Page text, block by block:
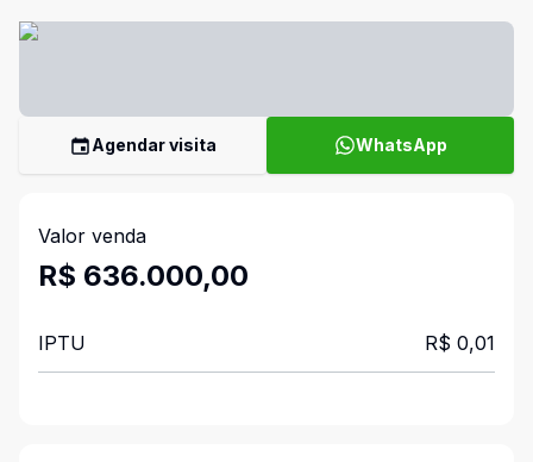
Agendar visita WhatsApp
Valor venda
R$ 636.000,00
IPTU R$ 0,01